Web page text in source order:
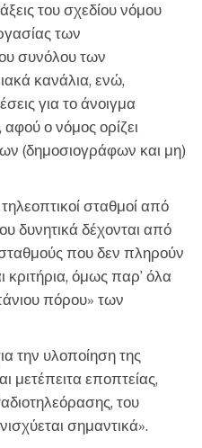
του σχεδίου νόμου
των
συνόλου των
κανάλια, ενώ,
για το άνοιγμα
ο νόμος ορίζει
(δημοσιογράφων και μη)
σταθμοί από
δυνητικά δέχονται από
που δεν πληρούν
κριτήρια, όμως παρ’ όλα
πόρου» των
την υλοποίηση της
μετέπειτα εποπτείας,
του
σημαντικά».